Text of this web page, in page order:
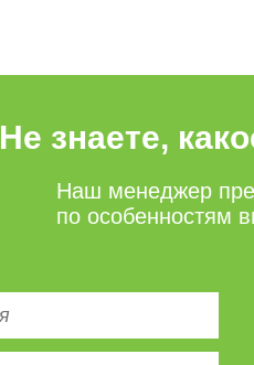
Не знаете,
Наш менеджер
по особенностям